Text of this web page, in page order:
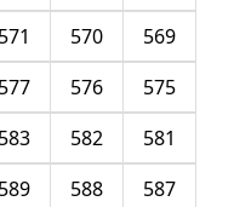
569
570
571
575
576
577
581
582
583
587
588
589